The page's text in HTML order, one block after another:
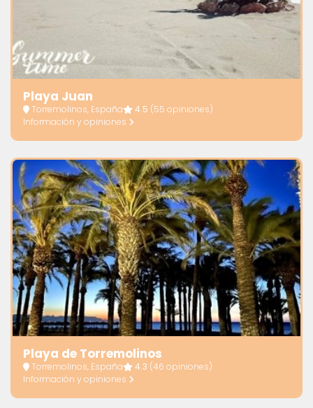
Playa Juan
Torremolinos, España 4.5 (55 opiniones)
Información y opiniones
Playa de Torremolinos
Torremolinos, España 4.3 (46 opiniones)
Información y opiniones